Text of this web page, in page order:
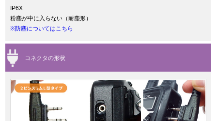
IP6X
粉塵が中に入らない（耐塵形）
※防塵についてはこちら
コネクタの形状